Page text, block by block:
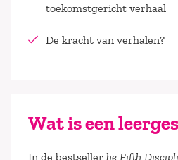
toekomstgericht verhaal
De kracht van verhalen?
Wat is een
In de bestseller he Fifth